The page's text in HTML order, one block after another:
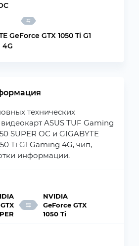
GeForce GTX 1050 Ti G1
4G
технических
ASUS TUF Gaming
SUPER OC и GIGABYTE
Ti G1 Gaming 4G, чип,
информации.
NVIDIA
GeForce GTX
1050 Ti